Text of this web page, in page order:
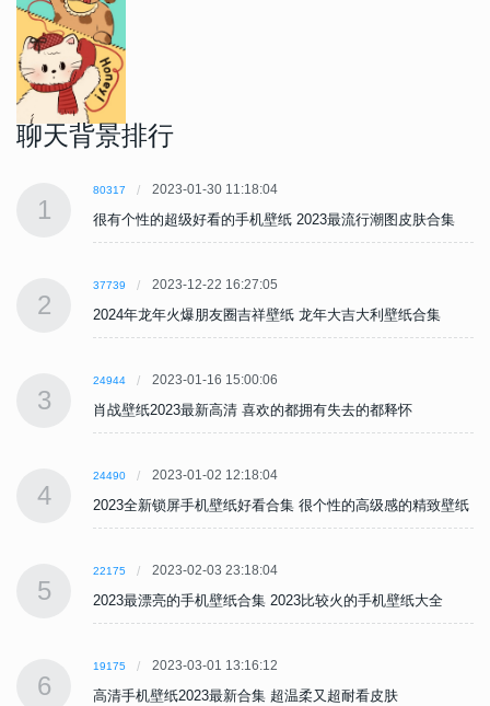
聊天背景排行
1
80317 2023-01-30 11:18:04
很有个性的超级好看的手机壁纸 2023最流行潮图皮肤合集
2
37739 2023-12-22 16:27:05
2024年龙年火爆朋友圈吉祥壁纸 龙年大吉大利壁纸合集
3
24944 2023-01-16 15:00:06
肖战壁纸2023最新高清 喜欢的都拥有失去的都释怀
4
24490 2023-01-02 12:18:04
2023全新锁屏手机壁纸好看合集 很个性的高级感的精致壁纸
5
22175 2023-02-03 23:18:04
2023最漂亮的手机壁纸合集 2023比较火的手机壁纸大全
6
19175 2023-03-01 13:16:12
高清手机壁纸2023最新合集 超温柔又超耐看皮肤